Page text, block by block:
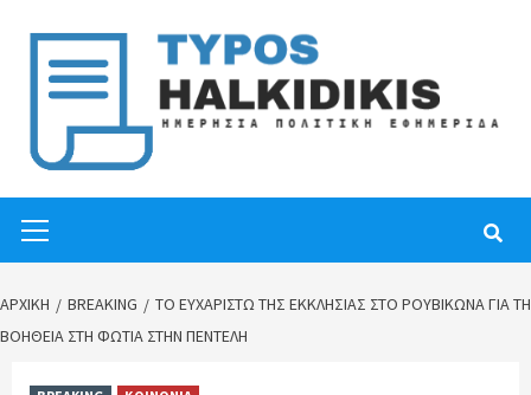
content
Menu
ΑΡΧΙΚΉ BREAKING
ΤΟ ΕΥΧΑΡΙΣΤΏ ΤΗΣ ΕΚΚΛΗΣΊΑΣ ΣΤΟ ΡΟΥΒΊΚΩΝΑ ΓΙΑ ΤΗ
ΒΟΉΘΕΙΑ ΣΤΗ ΦΩΤΙΆ ΣΤΗΝ ΠΕΝΤΈΛΗ